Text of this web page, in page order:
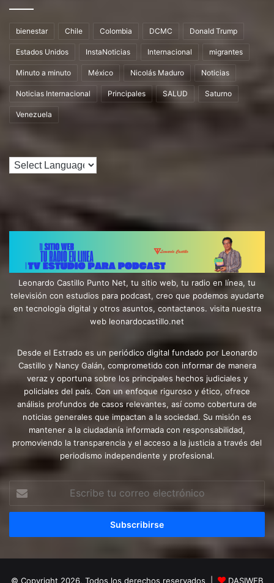
bienestar Chile Colombia DCMC Donald Trump
Estados Unidos InstaNoticias Internacional migrantes
Minuto a minuto México Nicolás Maduro Noticias
Noticias Internacional Principales SALUD Saturno
Venezuela
Leonardo Castillo Punto Net, tu sitio web, tu radio en línea, tu
televisión con estudios para podcast, creo que podemos ayudarte
en tecnología digital y otros asuntos, contactanos. visita nuestra
web leonardocastillo.net
Desde el Estrado es un periódico digital fundado por Leonardo
Castillo y Nancy Galán, comprometido con informar de manera
veraz y oportuna sobre los principales hechos judiciales y
policiales del país. Con un enfoque riguroso y ético, ofrece
análisis profundos de casos relevantes, así como cobertura de
noticias generales que impactan a la sociedad. Su misión es
mantener a la ciudadanía informada con responsabilidad,
promoviendo la transparencia y el acceso a la justicia a través del
periodismo independiente y profesional.
correo
© Copyright 2026, Todos los derechos reservados | DASIWEB